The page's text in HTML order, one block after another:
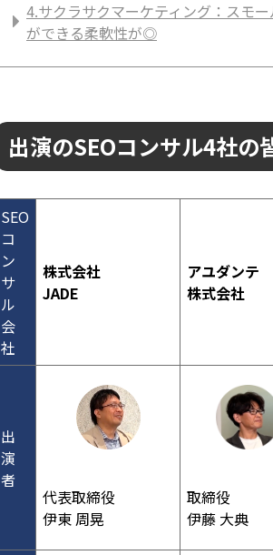
4.サクラサクマーケティング：スモ
ができる柔軟性が◎
出演のSEOコンサル4社の
SEO
コ
ン
サ
ル
会
社
株式会社
JADE
アユダンテ
株式会社
出
演
者
代表取締役
伊東 周晃
取締役
伊藤 大典